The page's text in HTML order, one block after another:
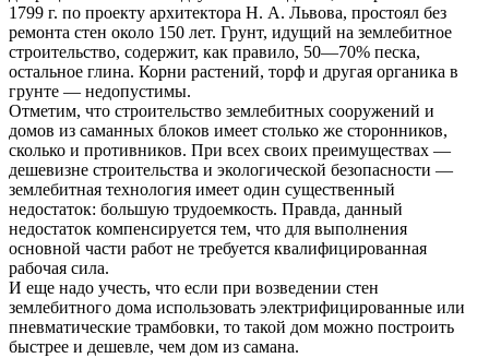
1799 г. по проекту архитектора Н. А. Львова, простоял без
ремонта стен около 150 лет. Грунт, идущий на землебитное
строительство, содержит, как правило, 50—70% песка,
остальное глина. Корни растений, торф и другая органика в
грунте — недопустимы.
Отметим, что строительство землебитных сооружений и
домов из саманных блоков имеет столько же сторонников,
сколько и противников. При всех своих преимуществах —
дешевизне строительства и экологической безопасности —
землебитная технология имеет один существенный
недостаток: большую трудоемкость. Правда, данный
недостаток компенсируется тем, что для выполнения
основной части работ не требуется квалифицированная
рабочая сила.
И еще надо учесть, что если при возведении стен
землебитного дома использовать электрифицированные или
пневматические трамбовки, то такой дом можно построить
быстрее и дешевле, чем дом из самана.